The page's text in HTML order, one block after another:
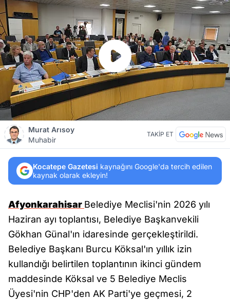
Murat Arısoy
Muhabir
TAKİP ET
Kocatepe Gazetesi kaynağını Google'da tercih edilen
kaynak olarak ekleyin!
Afyonkarahisar Belediye Meclisi'nin 2026 yılı
Haziran ayı toplantısı, Belediye Başkanvekili
Gökhan Günal'ın idaresinde gerçekleştirildi.
Belediye Başkanı Burcu Köksal'ın yıllık izin
kullandığı belirtilen toplantının ikinci gündem
maddesinde Köksal ve 5 Belediye Meclis
Üyesi'nin CHP'den AK Parti'ye geçmesi, 2